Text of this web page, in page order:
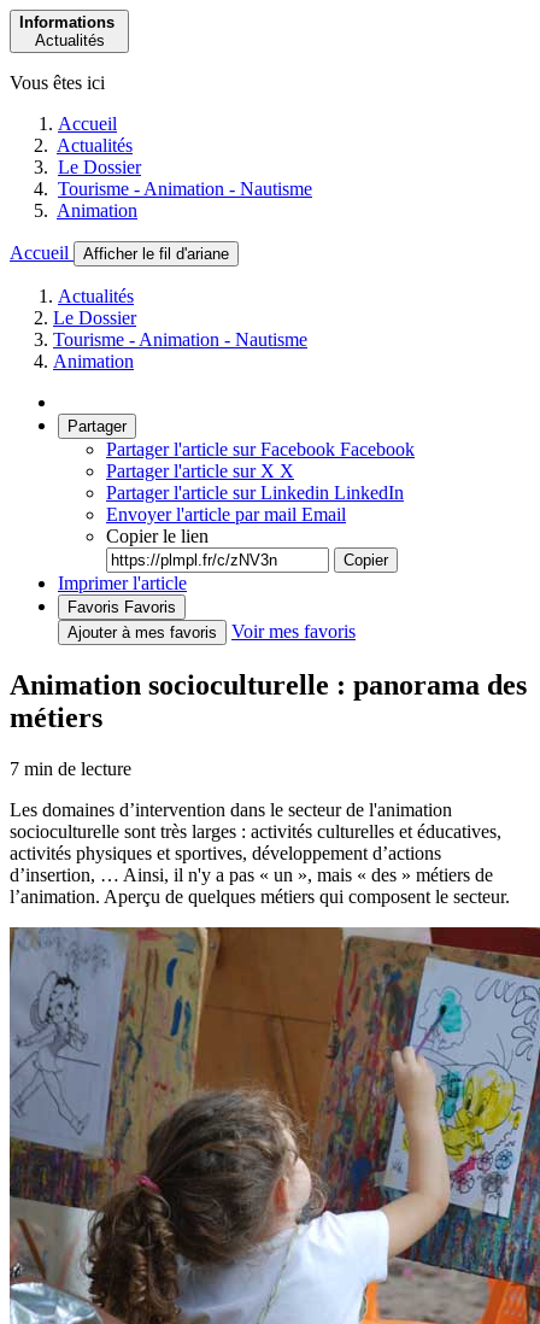
Informations
Actualités
Vous êtes ici
Accueil
Actualités
Le Dossier
Tourisme - Animation - Nautisme
Animation
Accueil Afficher le fil d'ariane
Actualités
Le Dossier
Tourisme - Animation - Nautisme
Animation
Partager
Partager l'article sur Facebook Facebook
Partager l'article sur X X
Partager l'article sur Linkedin LinkedIn
Envoyer l'article par mail Email
Copier le lien
Copier
Imprimer l'article
Favoris Favoris
Ajouter à mes favoris
Voir mes favoris
Animation socioculturelle : panorama des
métiers
7 min de lecture
Les domaines d’intervention dans le secteur de l'animation
socioculturelle sont très larges : activités culturelles et éducatives,
activités physiques et sportives, développement d’actions
d’insertion, … Ainsi, il n'y a pas « un », mais « des » métiers de
l’animation. Aperçu de quelques métiers qui composent le secteur.